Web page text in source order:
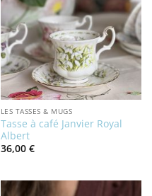
LES TASSES & MUGS
Tasse à café Janvier Royal
Albert
36,00 €